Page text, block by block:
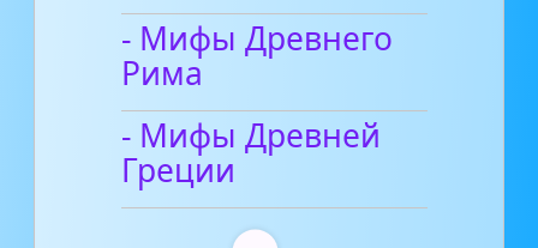
- Мифы Древнего
Рима
- Мифы Древней
Греции